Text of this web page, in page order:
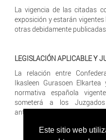
Este sitio web
La vigencia de las citadas
exposición y estarán
otras debidamente
LEGISLACIÓN APLICABLE Y
La relación entre
Ikasleen Gurasoen
normativa española
someterá a los
anteriormente indicada.